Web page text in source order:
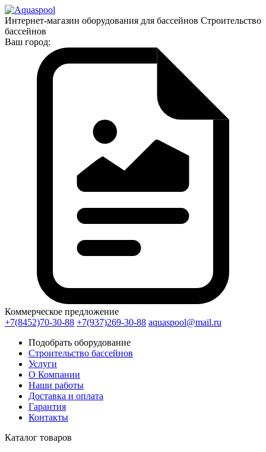
Интернет-магазин оборудования для бассейнов Строительство
бассейнов
Ваш город:
Коммерческое предложение
+7(8452)70-30-88 +7(937)269-30-88 aquaspool@mail.ru
Подобрать оборудование
Строительство бассейнов
Услуги
О Компании
Наши работы
Доставка и оплата
Гарантия
Контакты
Каталог товаров